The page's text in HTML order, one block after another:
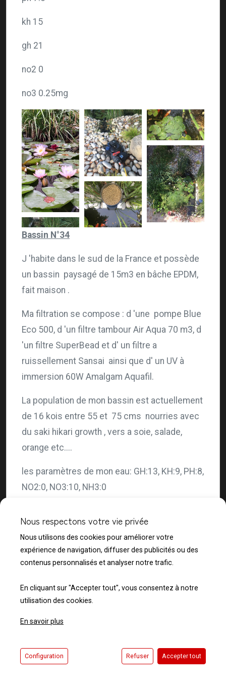
kh 15
gh 21
no2 0
no3 0.25mg
Bassin N°34
J 'habite dans le sud de la France et possède
un bassin paysagé de 15m3 en bâche EPDM,
fait maison .
Ma filtration se compose : d 'une pompe Blue
Eco 500, d 'un filtre tambour Air Aqua 70 m3, d
'un filtre SuperBead et d' un filtre a
ruissellement Sansai ainsi que d' un UV à
immersion 60W Amalgam Aquafil.
La population de mon bassin est actuellement
de 16 kois entre 55 et 75 cms nourries avec
du saki hikari growth , vers a soie, salade,
orange etc....
les paramètres de mon eau: GH:13, KH:9, PH:8,
NO2:0, NO3:10, NH3:0
Catégorie bassin paysagé
Bassin de 16 à 49m3:
de 18,4 m3.
Nous respectons votre vie privée
Nous utilisons des cookies pour améliorer votre
expérience de navigation, diffuser des publicités ou des
contenus personnalisés et analyser notre trafic.
En cliquant sur "Accepter tout", vous consentez à notre
utilisation des cookies.
En savoir plus
Configuration Refuser Accepter tout